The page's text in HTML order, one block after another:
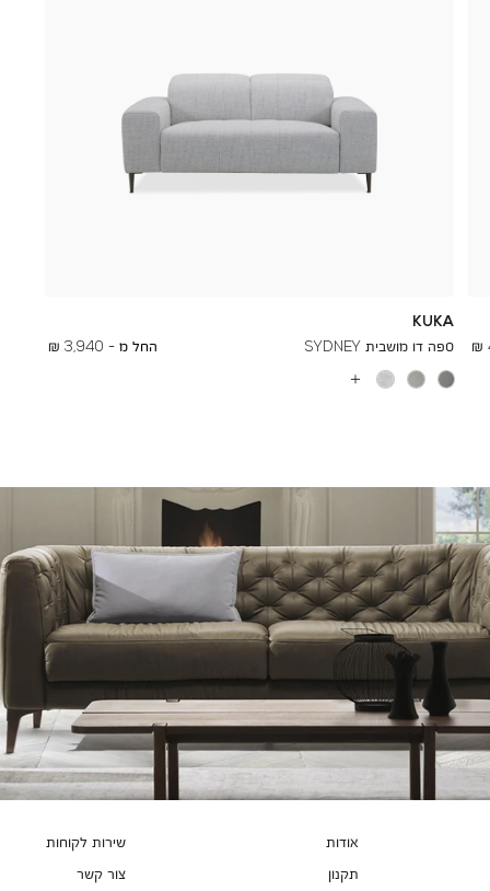
KUKA
ספה דו מושבית SYDNEY
החל מ - 3,940 ₪ To
6,950 ₪
אודות
תקנון
שירות לקוחות
צור קשר